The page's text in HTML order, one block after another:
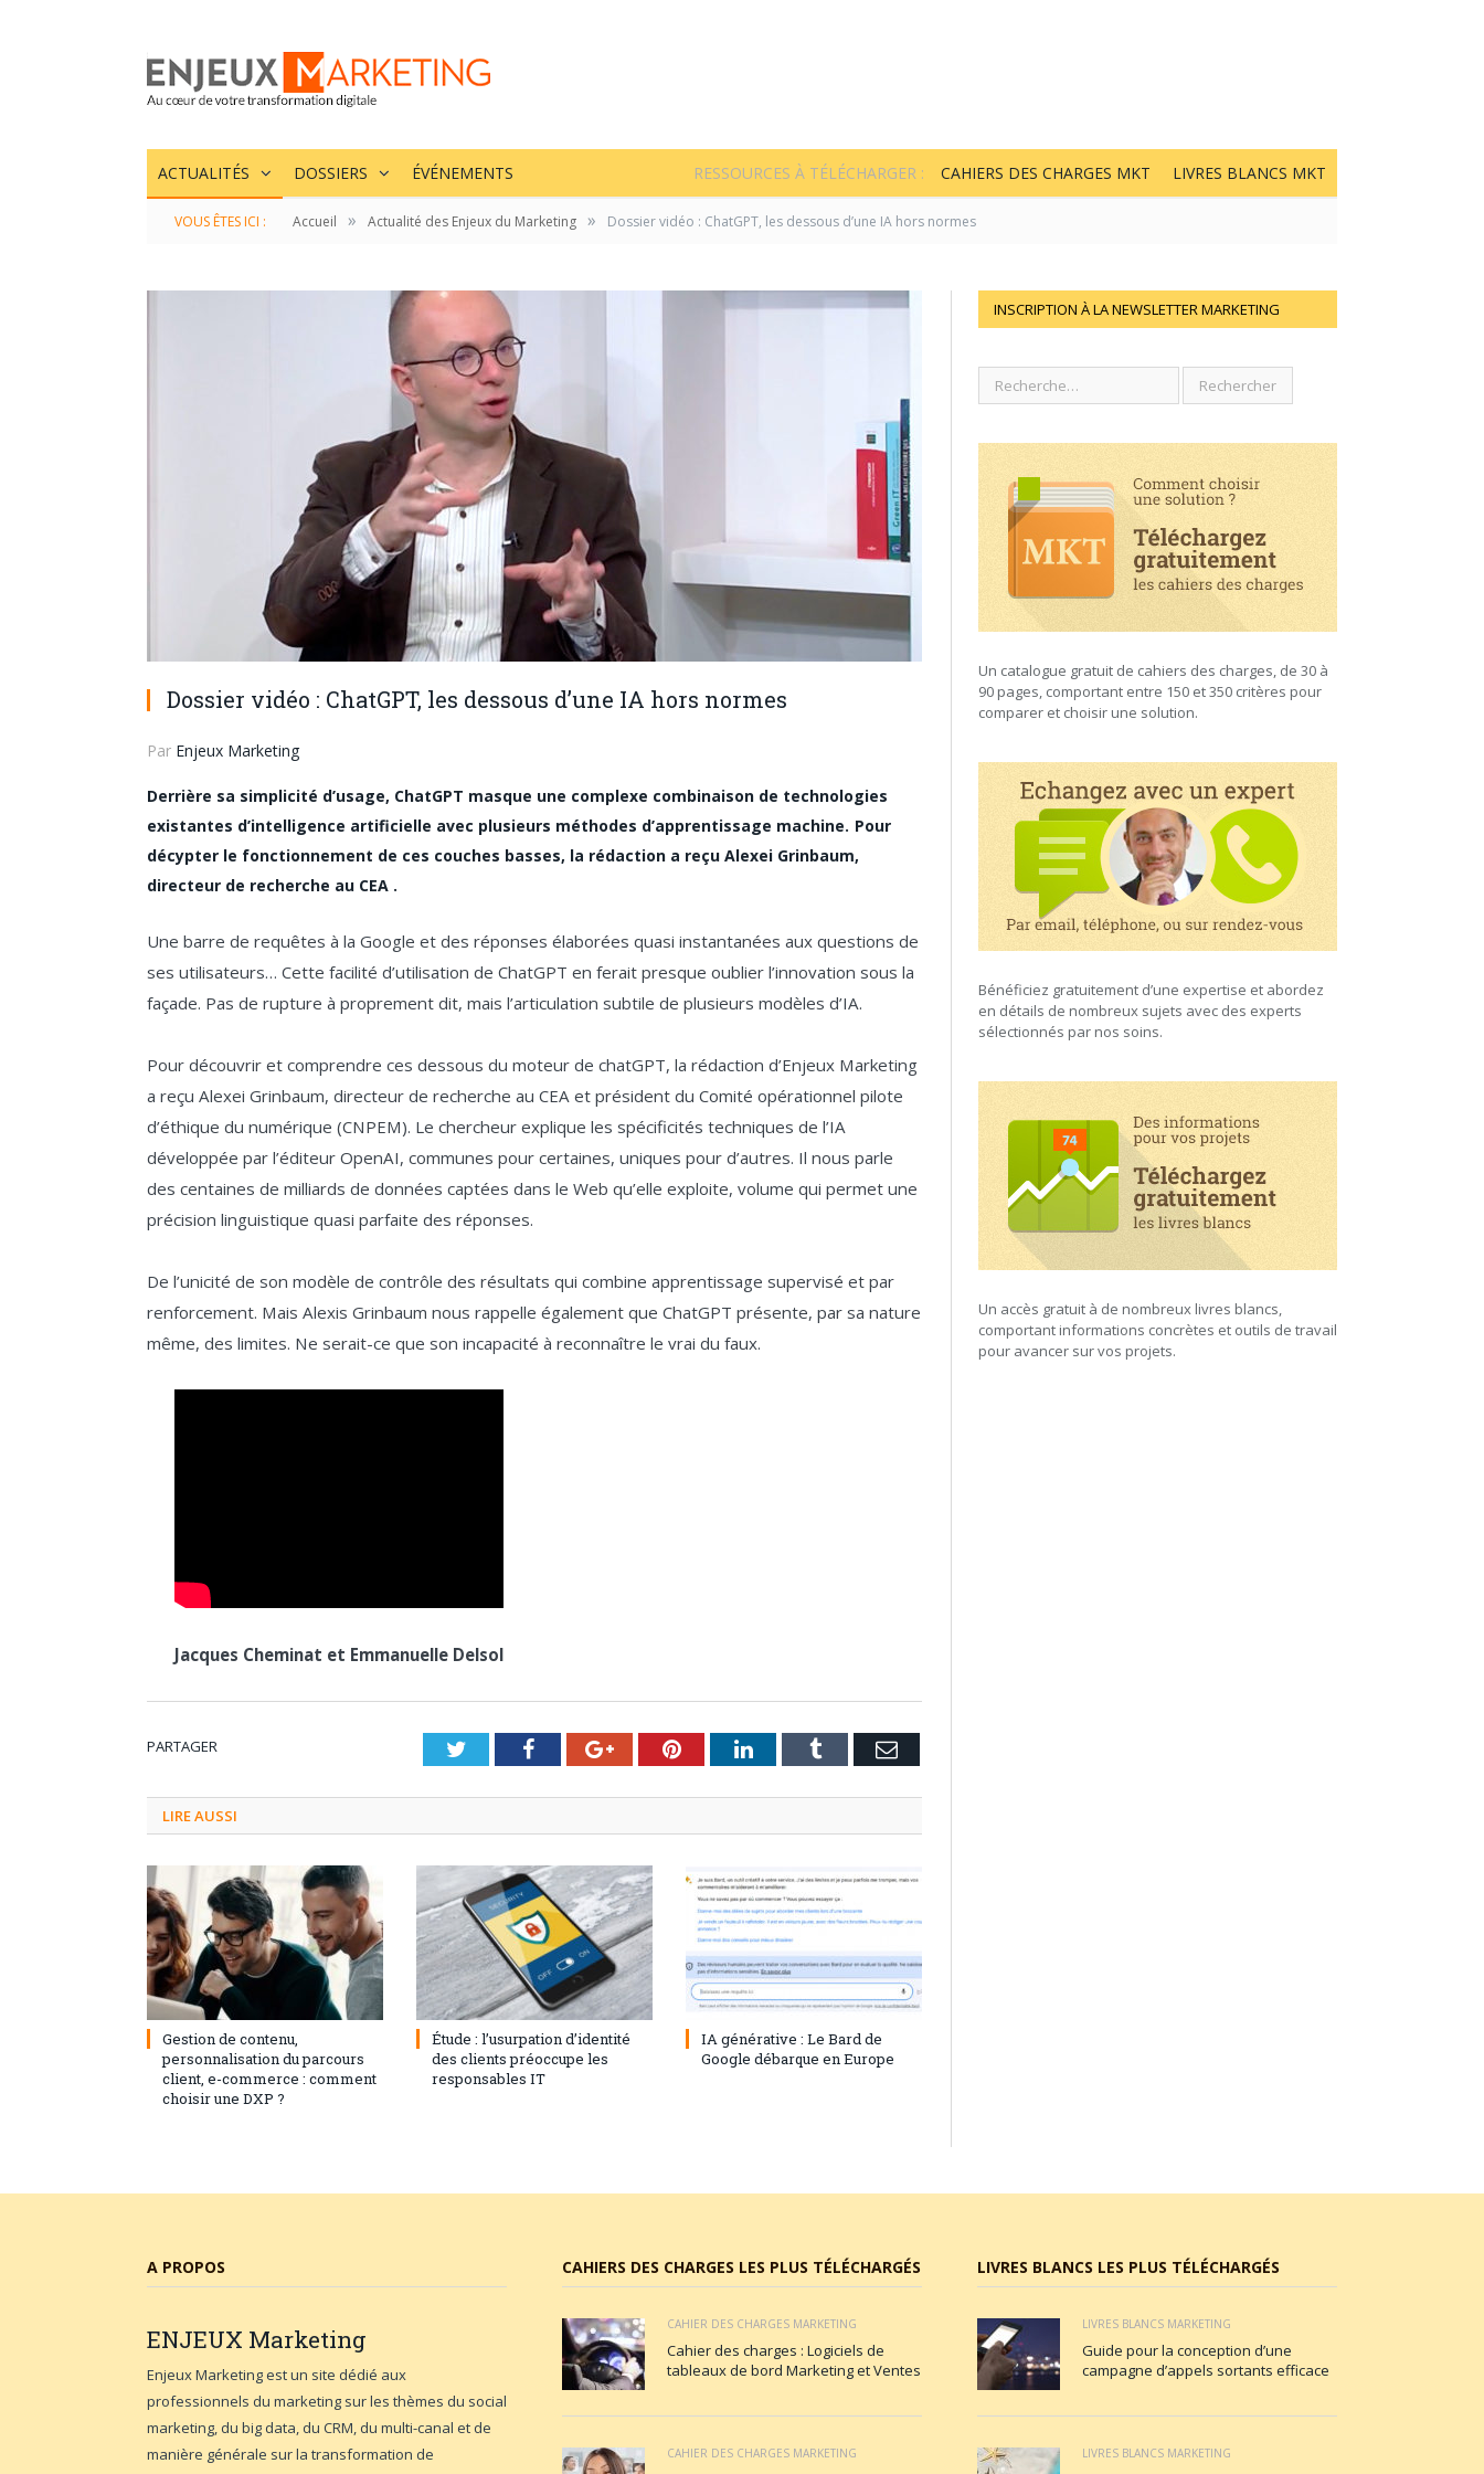
ACTUALITÉS DOSSIERS ÉVÉNEMENTS LIVRES BLANCS MKT
CAHIERS DES CHARGES MKT
RESSOURCES À TÉLÉCHARGER :
VOUS ÊTES ICI : Accueil » Actualité des Enjeux du Marketing » Dossier vidéo : ChatGPT, les dessous d’une IA hors normes
Dossier vidéo : ChatGPT, les dessous d’une IA hors normes
Par Enjeux Marketing
Derrière sa simplicité d’usage, ChatGPT masque une complexe combinaison de technologies
existantes d’intelligence artificielle avec plusieurs méthodes d’apprentissage machine. Pour
décypter le fonctionnement de ces couches basses, la rédaction a reçu Alexei Grinbaum,
directeur de recherche au CEA .
Une barre de requêtes à la Google et des réponses élaborées quasi instantanées aux questions de
ses utilisateurs… Cette facilité d’utilisation de ChatGPT en ferait presque oublier l’innovation sous la
façade. Pas de rupture à proprement dit, mais l’articulation subtile de plusieurs modèles d’IA.
Pour découvrir et comprendre ces dessous du moteur de chatGPT, la rédaction d’Enjeux Marketing
a reçu Alexei Grinbaum, directeur de recherche au CEA et président du Comité opérationnel pilote
d’éthique du numérique (CNPEM). Le chercheur explique les spécificités techniques de l’IA
développée par l’éditeur OpenAI, communes pour certaines, uniques pour d’autres. Il nous parle
des centaines de milliards de données captées dans le Web qu’elle exploite, volume qui permet une
précision linguistique quasi parfaite des réponses.
De l’unicité de son modèle de contrôle des résultats qui combine apprentissage supervisé et par
renforcement. Mais Alexis Grinbaum nous rappelle également que ChatGPT présente, par sa nature
même, des limites. Ne serait-ce que son incapacité à reconnaître le vrai du faux.
Jacques Cheminat et Emmanuelle Delsol
PARTAGER TwitterFacebookGoogle+PinterestLinkedInTumblr Email
LIRE AUSSI
3 septembre 2024
Gestion de contenu,
personnalisation du parcours
client, e-commerce : comment
choisir une DXP ?
1 août 2023 0
Étude : l’usurpation d’identité
des clients préoccupe les
responsables IT
28 juillet 2023 0
IA générative : Le Bard de
Google débarque en Europe
INSCRIPTION À LA NEWSLETTER MARKETING
Un catalogue gratuit de cahiers des charges, de 30 à
90 pages, comportant entre 150 et 350 critères pour
comparer et choisir une solution.
Bénéficiez gratuitement d’une expertise et abordez
en détails de nombreux sujets avec des experts
sélectionnés par nos soins.
Un accès gratuit à de nombreux livres blancs,
comportant informations concrètes et outils de travail
pour avancer sur vos projets.
A PROPOS
ENJEUX Marketing
Enjeux Marketing est un site dédié aux
professionnels du marketing sur les thèmes du social
marketing, du big data, du CRM, du multi-canal et de
manière générale sur la transformation de
CAHIERS DES CHARGES LES PLUS TÉLÉCHARGÉS
CAHIER DES CHARGES MARKETING
Cahier des charges : Logiciels de
tableaux de bord Marketing et Ventes
CAHIER DES CHARGES MARKETING
LIVRES BLANCS LES PLUS TÉLÉCHARGÉS
LIVRES BLANCS MARKETING
Guide pour la conception d’une
campagne d’appels sortants efficace
LIVRES BLANCS MARKETING